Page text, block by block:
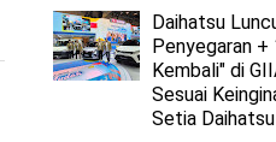
Daihatsu
Penyegaran
Kembali" di
Sesuai
Setia Daihatsu